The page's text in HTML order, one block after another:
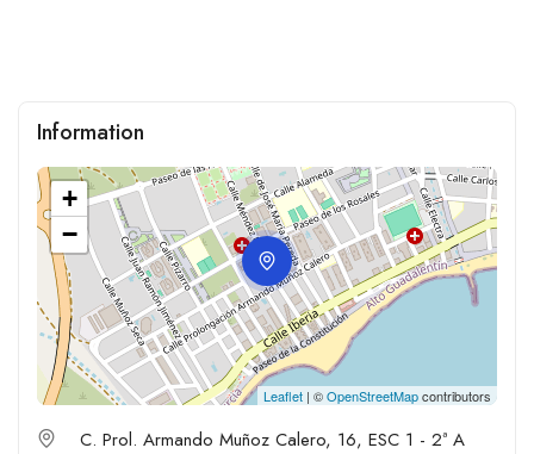
Information
+
−
Leaflet | ©OpenStreetMapcontributors
C. Prol. Armando Muñoz Calero, 16, ESC 1 - 2ª A